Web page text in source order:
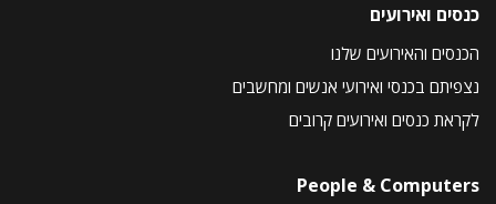
כנסים ואירועים
הכנסים והאירועים שלנו
נצפיתם בכנסי ואירועי אנשים ומחשבים
לקראת כנסים ואירועים קרובים
People & Computers